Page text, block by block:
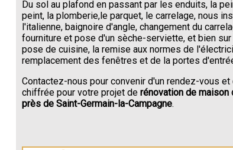
Du sol au plafond en passant par les enduits, la
peint, la plomberie,le parquet, le carrelage, nous
l'italienne, baignoire d'angle, changement du
fourniture et pose d'un sèche-serviette, et bien
pose de cuisine, la remise aux normes de
remplacement des fenêtres et de la portes
Contactez-nous pour convenir d'un rendez-vous
chiffrée pour votre projet derénovation de maison
près de Saint-Germain-la-Campagne.